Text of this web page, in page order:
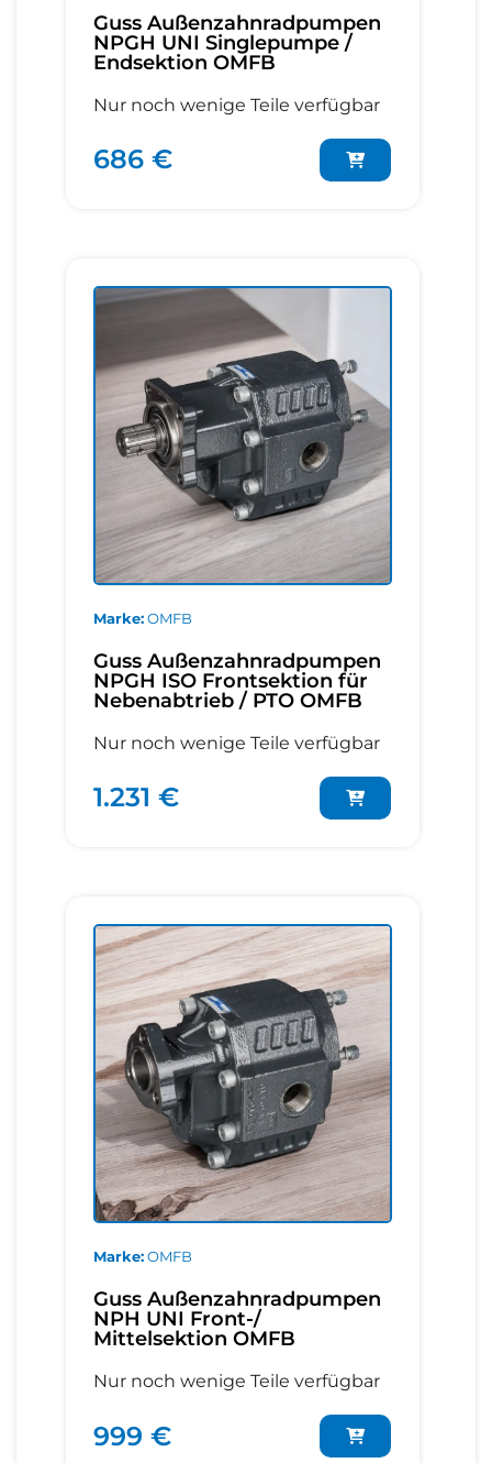
Guss Außenzahnradpumpen
NPGH UNI Singlepumpe /
Endsektion OMFB
Nur noch wenige Teile verfügbar
686 €
Marke OMFB
Guss Außenzahnradpumpen
NPGH ISO Frontsektion für
Nebenabtrieb / PTO OMFB
Nur noch wenige Teile verfügbar
1.231 €
Marke OMFB
Guss Außenzahnradpumpen
NPH UNI Front-/
Mittelsektion OMFB
Nur noch wenige Teile verfügbar
999 €